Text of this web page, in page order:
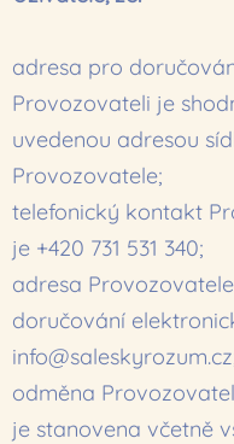
adresa pro
Provozovateli je
uvedenou adresou
Provozovatele;
telefonický kontakt
je +420 731 531 340;
adresa
doručování
info@saleskyrozum.cz
odměna
je stanovena včetně